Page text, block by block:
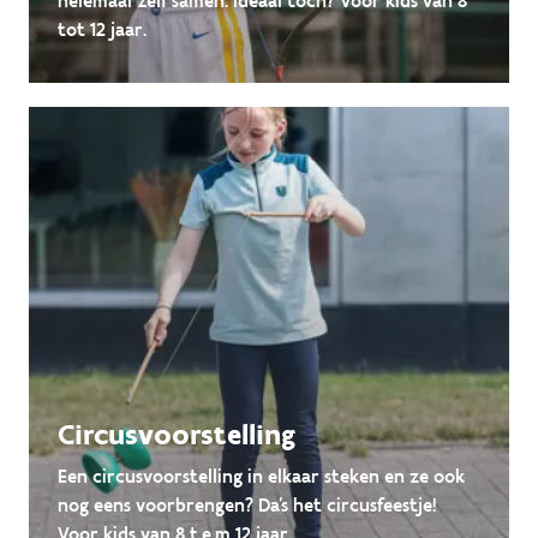
tot 12 jaar.
Circusvoorstelling
Een circusvoorstelling in elkaar steken en ze ook
nog eens voorbrengen? Da's het circusfeestje!